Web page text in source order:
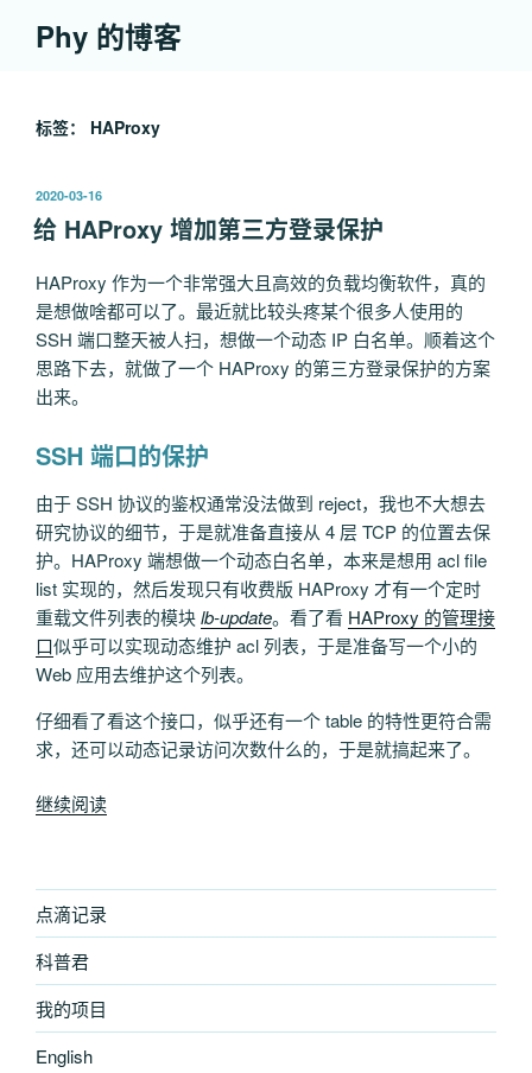
Phy 的博客
标签： HAProxy
发
布
于
2020-03-16
给 HAProxy 增加第三方登录保护
HAProxy 作为一个非常强大且高效的负载均衡软件，真的
是想做啥都可以了。最近就比较头疼某个很多人使用的
SSH 端口整天被人扫，想做一个动态 IP 白名单。顺着这个
思路下去，就做了一个 HAProxy 的第三方登录保护的方案
出来。
SSH 端口的保护
由于 SSH 协议的鉴权通常没法做到 reject，我也不大想去
研究协议的细节，于是就准备直接从 4 层 TCP 的位置去保
护。HAProxy 端想做一个动态白名单，本来是想用 acl file
list 实现的，然后发现只有收费版 HAProxy 才有一个定时
重载文件列表的模块lb-update。看了看 HAProxy 的管理接
口似乎可以实现动态维护 acl 列表，于是准备写一个小的
Web 应用去维护这个列表。
仔细看了看这个接口，似乎还有一个 table 的特性更符合需
求，还可以动态记录访问次数什么的，于是就搞起来了。
继续阅读“给
加
三
录
点滴记录
科普君
我的项目
English